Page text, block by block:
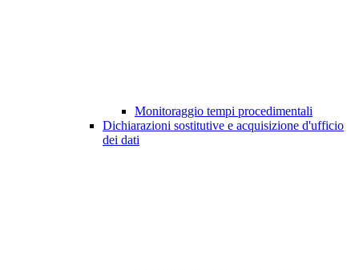
Monitoraggio tempi procedimentali
Dichiarazioni sostitutive e acquisizione d'ufficio
dei dati